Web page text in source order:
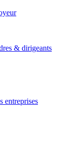
& dirigeants
entreprises